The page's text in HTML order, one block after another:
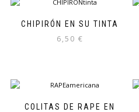
CHIPIRÓN EN SU TINTA
6,50 €
COLITAS DE RAPE EN